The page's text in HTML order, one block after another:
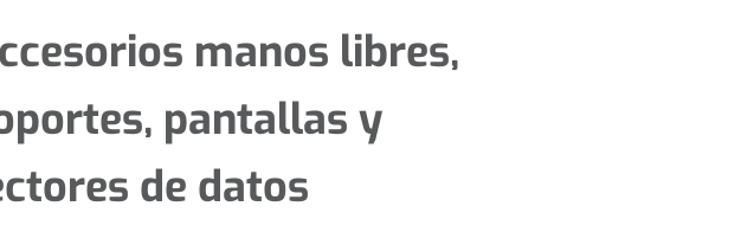
manos libres,
pantallas y
de datos